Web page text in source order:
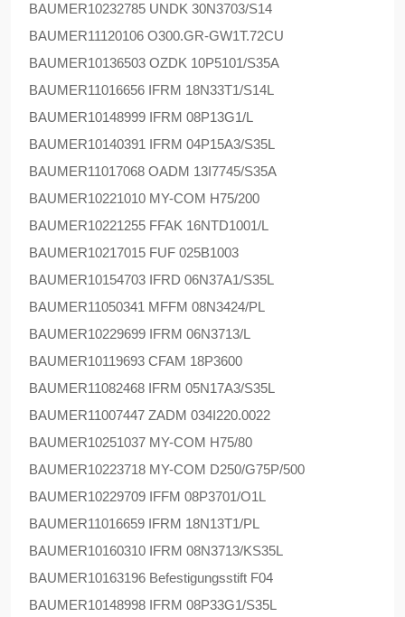
BAUMER10232785 UNDK 30N3703/S14
BAUMER11120106 O300.GR-GW1T.72CU
BAUMER10136503 OZDK 10P5101/S35A
BAUMER11016656 IFRM 18N33T1/S14L
BAUMER10148999 IFRM 08P13G1/L
BAUMER10140391 IFRM 04P15A3/S35L
BAUMER11017068 OADM 13I7745/S35A
BAUMER10221010 MY-COM H75/200
BAUMER10221255 FFAK 16NTD1001/L
BAUMER10217015 FUF 025B1003
BAUMER10154703 IFRD 06N37A1/S35L
BAUMER11050341 MFFM 08N3424/PL
BAUMER10229699 IFRM 06N3713/L
BAUMER10119693 CFAM 18P3600
BAUMER11082468 IFRM 05N17A3/S35L
BAUMER11007447 ZADM 034I220.0022
BAUMER10251037 MY-COM H75/80
BAUMER10223718 MY-COM D250/G75P/500
BAUMER10229709 IFFM 08P3701/O1L
BAUMER11016659 IFRM 18N13T1/PL
BAUMER10160310 IFRM 08N3713/KS35L
BAUMER10163196 Befestigungsstift F04
BAUMER10148998 IFRM 08P33G1/S35L